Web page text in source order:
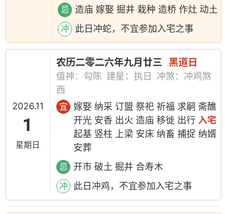
忌 造庙 嫁娶 掘井 栽种 造桥 作灶 动土
冲 此日冲蛇，不宜参加入宅之事
2026.11
1
星期日
农历二零二六年九月廿三 黑道日
值神：勾陈 建星：执日
冲煞：冲鸡煞
西
宜
嫁娶 纳采 订盟 祭祀 祈福 求嗣 斋醮
开光 安香 出火 造庙 移徙 出行 入宅
起基 竖柱 上梁 安床 纳畜 捕捉 纳婿
安葬
忌 开市 破土 掘井 合寿木
冲 此日冲鸡，不宜参加入宅之事